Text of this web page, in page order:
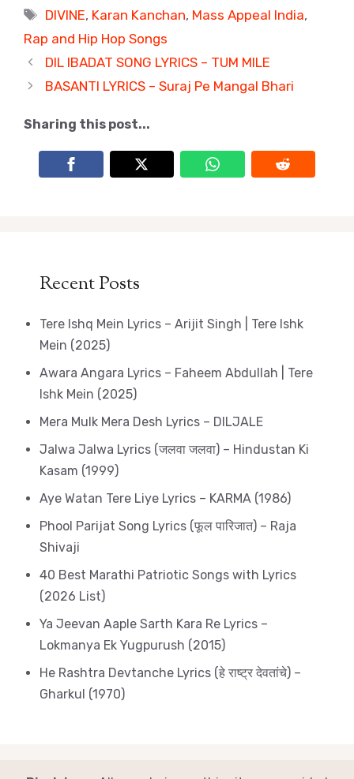
Tags
DIVINE, Karan Kanchan, Mass Appeal India,
Rap and Hip Hop Songs
DIL IBADAT SONG LYRICS – TUM MILE
BASANTI LYRICS – Suraj Pe Mangal Bhari
Sharing this post...
Recent Posts
Tere Ishq Mein Lyrics – Arijit Singh | Tere Ishk
Mein (2025)
Awara Angara Lyrics – Faheem Abdullah | Tere
Ishk Mein (2025)
Mera Mulk Mera Desh Lyrics – DILJALE
Jalwa Jalwa Lyrics (जलवा जलवा) – Hindustan Ki
Kasam (1999)
Aye Watan Tere Liye Lyrics – KARMA (1986)
Phool Parijat Song Lyrics (फूल पारिजात) – Raja
Shivaji
40 Best Marathi Patriotic Songs with Lyrics
(2026 List)
Ya Jeevan Aaple Sarth Kara Re Lyrics –
Lokmanya Ek Yugpurush (2015)
He Rashtra Devtanche Lyrics (हे राष्ट्र देवतांचे) –
Gharkul (1970)